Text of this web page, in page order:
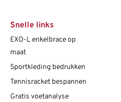
Snelle links
EXO-L enkelbrace op
maat
Sportkleding bedrukken
Tennisracket bespannen
Gratis voetanalyse